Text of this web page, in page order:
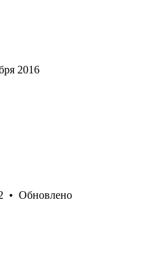
2016
• Обновлено